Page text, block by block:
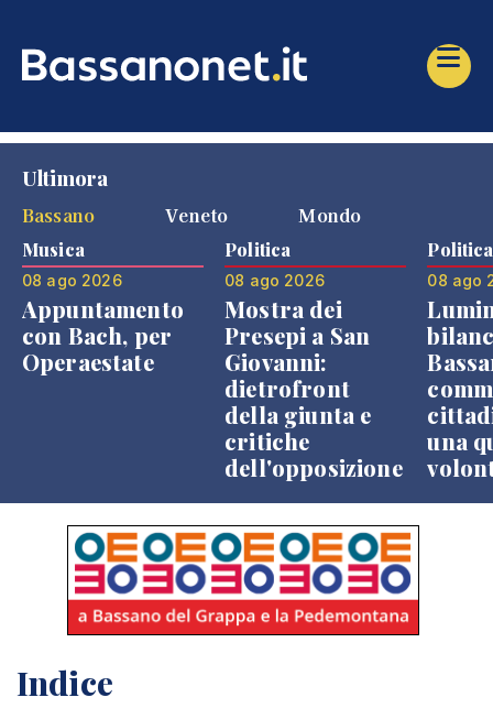
Ultimora
Bassano
Veneto Mondo
Musica
08 ago 2026
Appuntamento
con Bach, per
Operaestate
Politica
08 ago 2026
Mostra dei
Presepi a San
Giovanni:
dietrofront
della giunta e
critiche
dell'opposizione
Politica
08 ago
una
Indice